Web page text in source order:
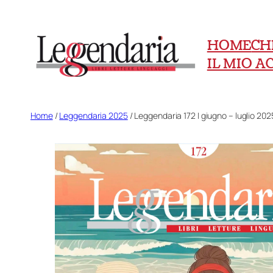
contenuto
HOME
IL MIO
Home/Leggendaria 2025/ Leggendaria 172 | giugno – luglio